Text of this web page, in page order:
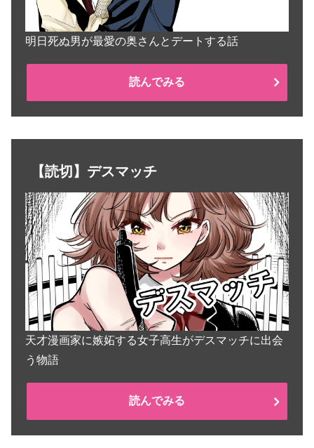
明日死ぬ男が最愛の奥さんとデートする話
読んでみる
【読切】デスマッチ
天才漫画家に嫉妬する女子高生がデスマッチに出会
う物語
読んでみる